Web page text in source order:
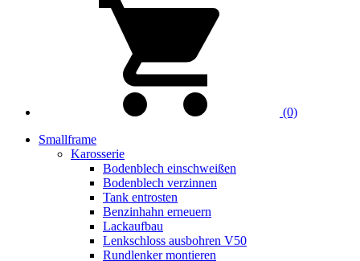
(0)
Smallframe
Karosserie
Bodenblech einschweißen
Bodenblech verzinnen
Tank entrosten
Benzinhahn erneuern
Lackaufbau
Lenkschloss ausbohren V50
Rundlenker montieren